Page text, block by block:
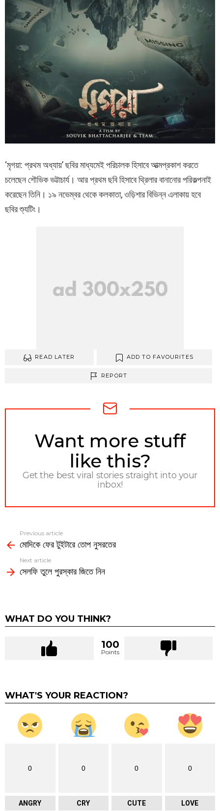
‘মৃগয়া: প্রথম অধ্যায়’ ছবির মাধ্যমেই পরিচালক হিসাবে আত্মপ্রকাশ করতে
চলেছেন শৌভিক ভট্টাচার্য। আর প্রথম ছবি হিসাবে থ্রিলার বানানোর পরিকল্পনাই
করেছেন তিনি। ১৯ নভেম্বর থেকে কলকাতা, ওড়িশার বিভিন্ন এলাকায় হবে
ছবির শ্যুটিং।
READ LATER ADD TO FAVOURITES
REPORT
NEWSLETTER
Want more stuff
like this?
Get the best viral stories straight into your
inbox!
more
Previous article
মোদিকে ফের টুইটারে তোপ নুসরতের
Next article
সেলফি তুলে পুরস্কার জিতে নিন
WHAT DO YOU THINK?
100
Points
WHAT'S YOUR REACTION?
0
ANGRY
0
CRY
0
CUTE
0
LOVE